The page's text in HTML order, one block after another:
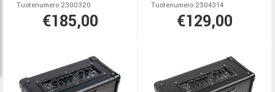
Tuotenumero 2300320
€185,00
Tuotenumero 2304314
€129,00